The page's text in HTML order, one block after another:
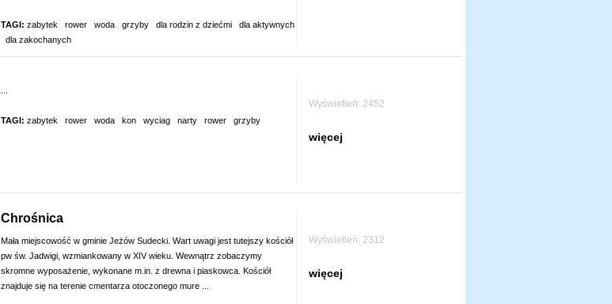
TAGI: zabytek rower woda grzyby dla rodzin z dziećmi
dla aktywnych
dla zakochanych
TAGI: zabytek rower woda kon wyciag narty rower grzyby
Wyświetleń: 2452
więcej
Chrośnica
Mała miejscowość w gminie Jeżów Sudecki. Wart uwagi jest tutejszy kościół
pw św. Jadwigi, wzmiankowany w XIV wieku. Wewnątrz zobaczymy
skromne wyposażenie, wykonane m.in. z drewna i piaskowca. Kościół
znajduje się na terenie cmentarza otoczonego mure ...
Wyświetleń: 2312
więcej